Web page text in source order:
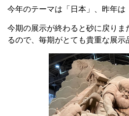
今年のテーマは「日本」、昨年は
今期の展示が終わると砂に戻りま
るので、毎期がとても貴重な展